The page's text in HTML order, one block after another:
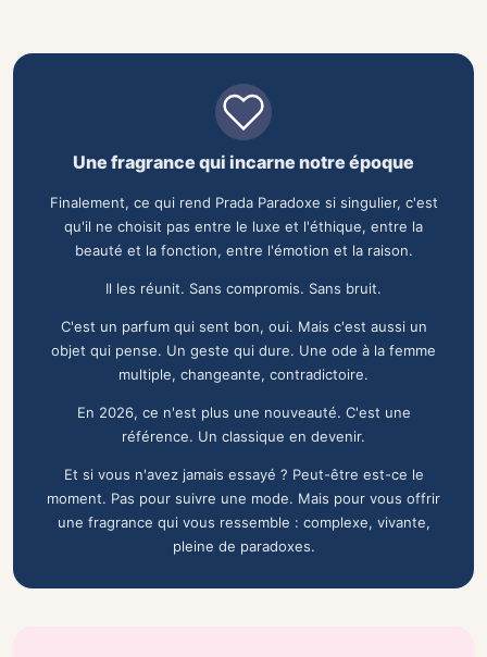
Une fragrance qui incarne notre époque
Finalement, ce qui rend Prada Paradoxe si singulier, c'est
qu'il ne choisit pas entre le luxe et l'éthique, entre la
beauté et la fonction, entre l'émotion et la raison.
Il les réunit. Sans compromis. Sans bruit.
C'est un parfum qui sent bon, oui. Mais c'est aussi un
objet qui pense. Un geste qui dure. Une ode à la femme
multiple, changeante, contradictoire.
En 2026, ce n'est plus une nouveauté. C'est une
référence. Un classique en devenir.
Et si vous n'avez jamais essayé ? Peut-être est-ce le
moment. Pas pour suivre une mode. Mais pour vous offrir
une fragrance qui vous ressemble : complexe, vivante,
pleine de paradoxes.